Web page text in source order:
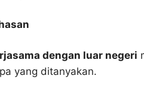
dengan luar negeri
yang ditanyakan.